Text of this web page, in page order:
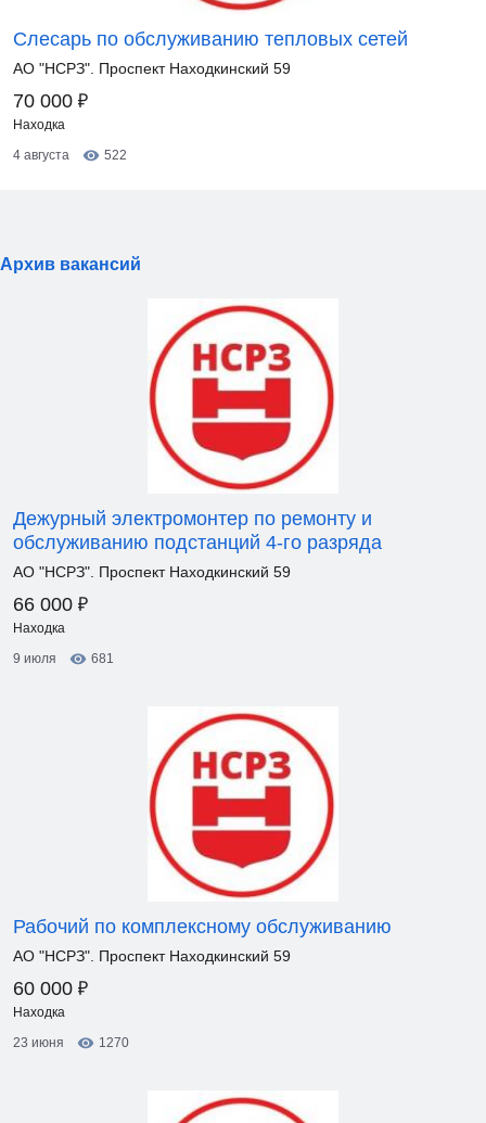
Слесарь по обслуживанию тепловых сетей
АО "НСРЗ". Проспект Находкинский 59
70 000 ₽
Находка
4 августа
522
Архив вакансий
Дежурный электромонтер по ремонту и
обслуживанию подстанций 4-го разряда
АО "НСРЗ". Проспект Находкинский 59
66 000 ₽
Находка
9 июля
681
Рабочий по комплексному обслуживанию
АО "НСРЗ". Проспект Находкинский 59
60 000 ₽
Находка
23 июня
1270